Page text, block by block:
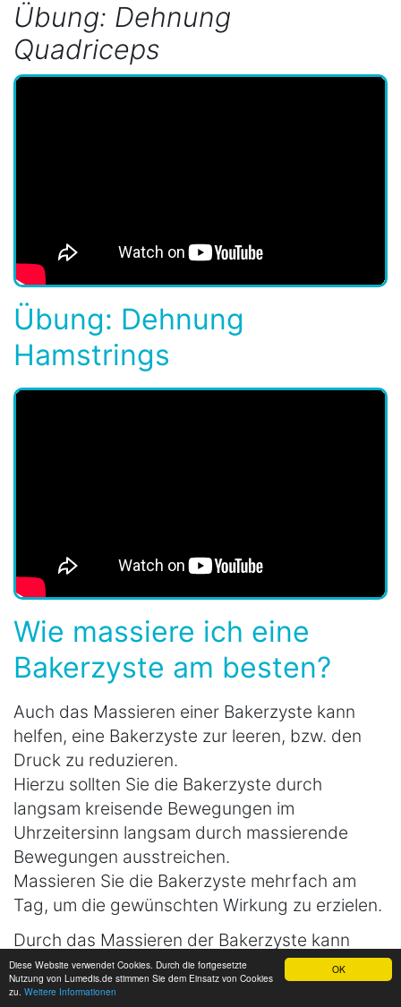
OK
Diese Website verwendet Cookies. Durch die fortgesetzte
Nutzung von Lumedis.de stimmen Sie dem Einsatz von Cookies
zu. Weitere Informationen
Übung: Dehnung
Quadriceps
Übung: Dehnung
Hamstrings
Wie massiere ich eine
Bakerzyste am besten?
Auch das Massieren einer Bakerzyste kann
helfen, eine Bakerzyste zur leeren, bzw. den
Druck zu reduzieren.
Hierzu sollten Sie die Bakerzyste durch
langsam kreisende Bewegungen im
Uhrzeitersinn langsam durch massierende
Bewegungen ausstreichen.
Massieren Sie die Bakerzyste mehrfach am
Tag, um die gewünschten Wirkung zu erzielen.
Durch das Massieren der Bakerzyste kann
leider kein dauerhafter Erfolg erzielt werden.